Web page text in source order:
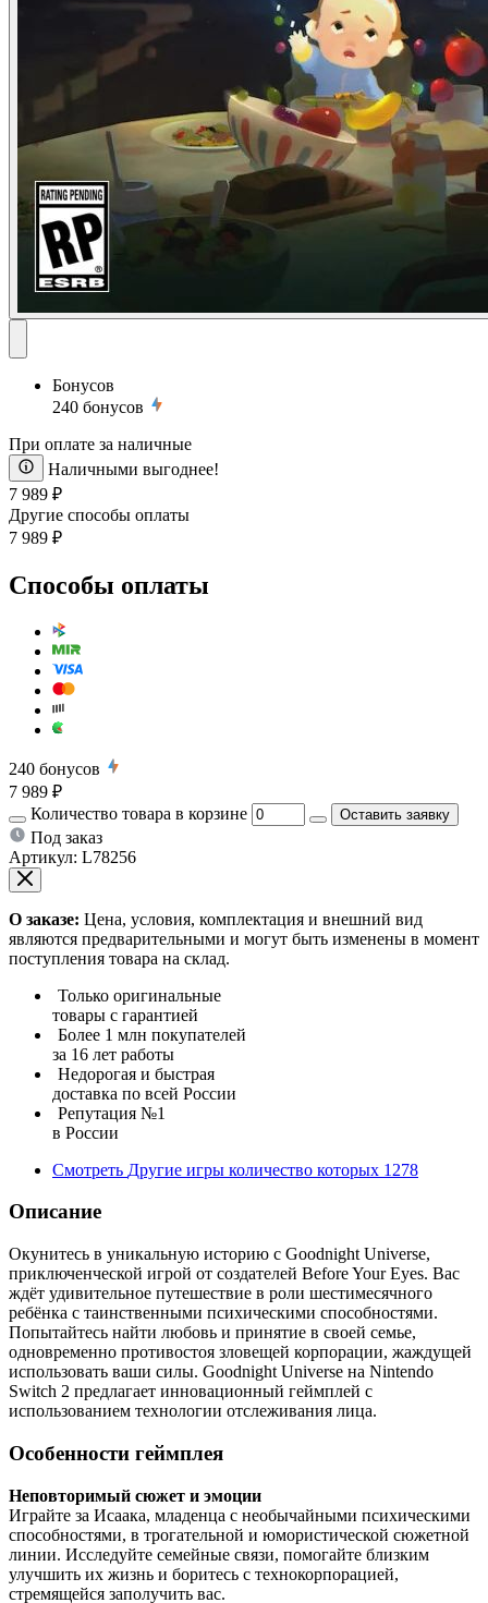
Бонусов
240 бонусов
При оплате за наличные
Наличными выгоднее!
7 989 ₽
Другие способы оплаты
7 989 ₽
Способы оплаты
240 бонусов
7 989 ₽
Количество товара в корзине
Оставить заявку
Под заказ
Артикул: L78256
О заказе: Цена, условия, комплектация и внешний вид
являются предварительными и могут быть изменены в момент
поступления товара на склад.
Только оригинальные
товары с гарантией
Более 1 млн покупателей
за 16 лет работы
Недорогая и быстрая
доставка по всей России
Репутация №1
в России
Смотреть Другие игры количество которых 1278
Описание
Окунитесь в уникальную историю с Goodnight Universe,
приключенческой игрой от создателей Before Your Eyes. Вас
ждёт удивительное путешествие в роли шестимесячного
ребёнка с таинственными психическими способностями.
Попытайтесь найти любовь и принятие в своей семье,
одновременно противостоя зловещей корпорации, жаждущей
использовать ваши силы. Goodnight Universe на Nintendo
Switch 2 предлагает инновационный геймплей с
использованием технологии отслеживания лица.
Особенности геймплея
Неповторимый сюжет и эмоции
Играйте за Исаака, младенца с необычайными психическими
способностями, в трогательной и юмористической сюжетной
линии. Исследуйте семейные связи, помогайте близким
улучшить их жизнь и боритесь с технокорпорацией,
стремящейся заполучить вас.